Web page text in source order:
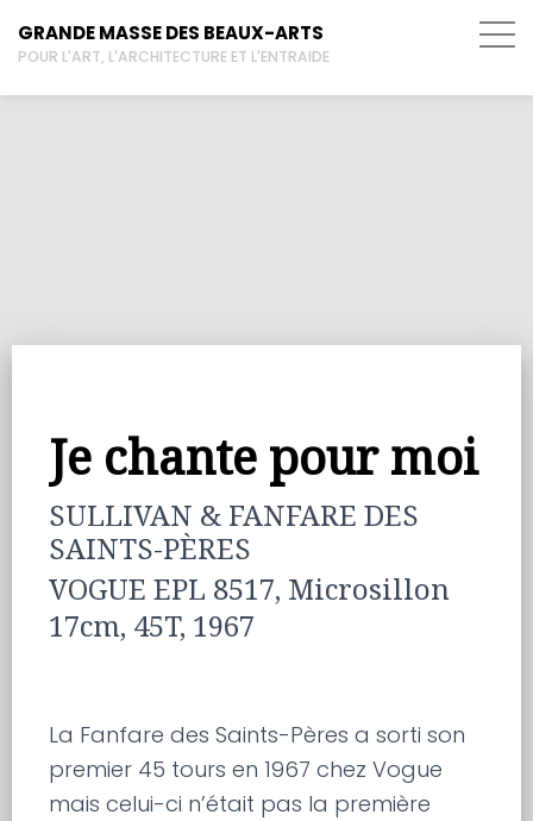
GRANDE MASSE DES BEAUX-ARTS
POUR L'ART, L'ARCHITECTURE ET L'ENTRAIDE
Je chante pour moi
SULLIVAN & FANFARE DES
SAINTS-PÈRES
VOGUE EPL 8517, Microsillon
17cm, 45T, 1967
La Fanfare des Saints-Pères a sorti son
premier 45 tours en 1967 chez Vogue
mais celui-ci n’était pas la première